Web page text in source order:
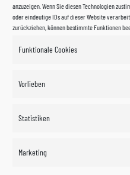
anzuzeigen. Wenn Sie diesen Technologien
oder eindeutige IDs auf dieser Website
zurückziehen, können bestimmte Funktionen
Funktionale Cookies
Vorlieben
Statistiken
Marketing